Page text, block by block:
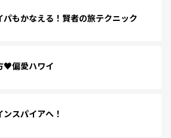
パもかなえる！賢者の旅テクニック
♥偏愛ハワイ
スパイアへ！